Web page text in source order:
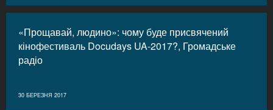
«Прощавай, людино»: чому буде присвячений
кінофестиваль Docudays UA-2017?, Громадське
радіо
30 БЕРЕЗНЯ 2017